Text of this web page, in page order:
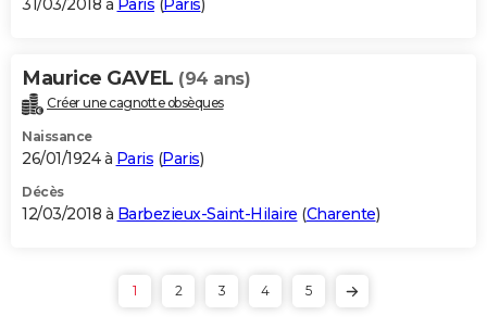
31/03/2018 à Paris (Paris)
Maurice GAVEL (94 ans)
Créer une cagnotte obsèques
Naissance
26/01/1924 à Paris (Paris)
Décès
12/03/2018 à Barbezieux-Saint-Hilaire (Charente)
1 2 3 4 5